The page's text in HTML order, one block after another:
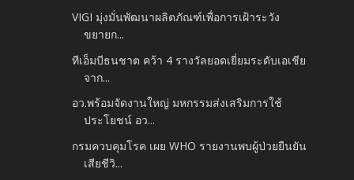
VIGI มุ่งมั่นพัฒนาผลิตภัณฑ์เพื่อการเฝ้าระวัง
ขยายก...
ทีเอ็มบีธนชาต คว้า 4 รางวัลยอดเยี่ยมระดับเอเชีย
จาก...
อว.พร้อมจัดงานใหญ่ มหกรรมส่งเสริมการใช้
ประโยชน์ อว...
กรมควบคุมโรค เผย WHO รายงานพบผู้ป่วยยืนยัน
เสียชีวิ...